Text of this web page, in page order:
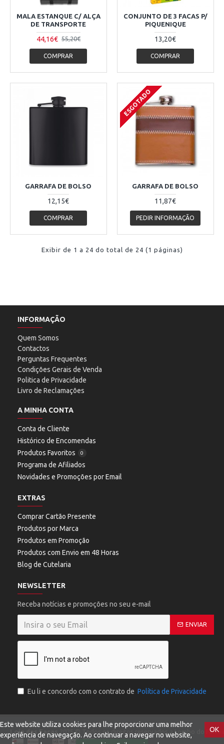
MALA ESTANQUE C/ ALÇA
DE TRANSPORTE
44,16€ 55,20€
COMPRAR
CONJUNTO DE 3 FACAS P/
PIQUENIQUE
13,20€
COMPRAR
GARRAFA DE BOLSO
12,15€
COMPRAR
ESGOTADO
GARRAFA DE BOLSO
11,87€
PEDIR INFORMAÇÃO
Exibir de 1 a 24 do total de 24 (1 páginas)
INFORMAÇÃO
Quem Somos
Contactos
Perguntas Frequentes
Condições Gerais de Venda
Politica de Privacidade
Livro de Reclamações
A MINHA CONTA
Conta de Cliente
Histórico de Encomendas
Produtos Favoritos
0
Programa de Afiliados
Novidades e Promoções por Email
EXTRAS
Comprar Cartão Presente
Produtos por Marca
Produtos em Promoção
Produtos com Envio em 48 Horas
Blog de Cutelaria
NEWSLETTER
Receba notícias e promoções no seu e-mail
ENVIAR
Eu li e concordo com o contrato de Política de Privacidade
Loja das Facas 2025 © Todos os direitos reservados a Lombo do OK
Este website utiliza cookies para lhe proporcionar uma melhor
experiência de navegação. Ao continuar a navegar no website,